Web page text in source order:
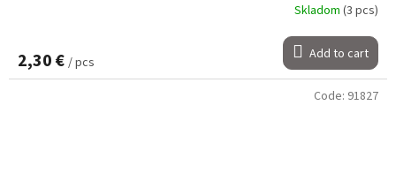
Skladom (3 pcs)
2,30 € / pcs Add to cart
Code: 91827